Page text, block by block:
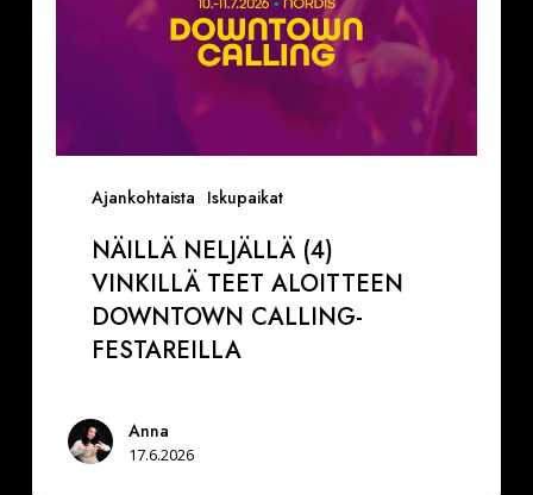
Ajankohtaista Iskupaikat
NÄILLÄ NELJÄLLÄ (4)
VINKILLÄ TEET ALOITTEEN
DOWNTOWN CALLING-
FESTAREILLA
Anna
17.6.2026